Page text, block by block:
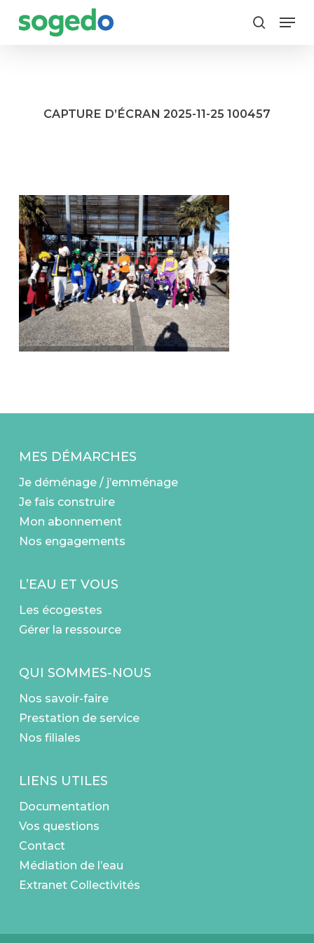
search
Menu
CAPTURE D’ÉCRAN 2025-11-25 100457
MES DÉMARCHES
Je déménage / j’emménage
Je fais construire
Mon abonnement
Nos engagements
L’EAU ET VOUS
Les écogestes
Gérer la ressource
QUI SOMMES-NOUS
Nos savoir-faire
Prestation de service
Nos filiales
LIENS UTILES
Documentation
Vos questions
Contact
Médiation de l’eau
Extranet Collectivités